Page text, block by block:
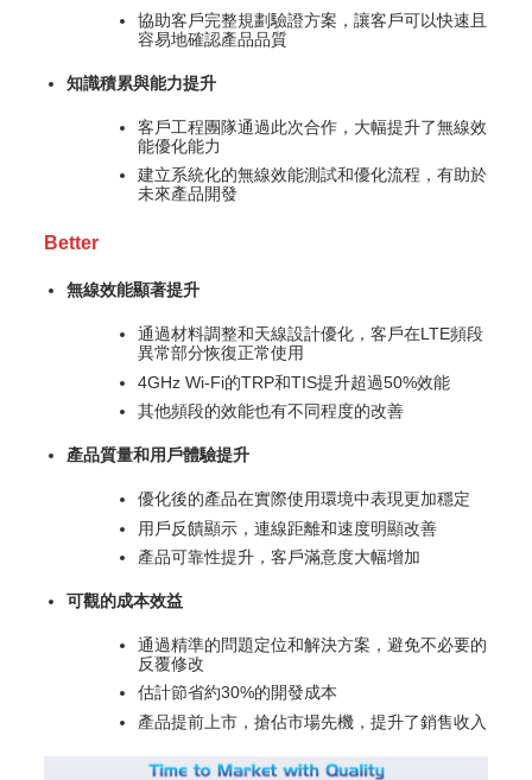
協助客戶完整規劃驗證方案，讓客戶可以快速且
容易地確認產品品質
知識積累與能力提升
客戶工程團隊通過此次合作，大幅提升了無線效
能優化能力
建立系統化的無線效能測試和優化流程，有助於
未來產品開發
Better
無線效能顯著提升
通過材料調整和天線設計優化，客戶在LTE頻段
異常部分恢復正常使用
4GHz Wi-Fi的TRP和TIS提升超過50%效能
其他頻段的效能也有不同程度的改善
產品質量和用戶體驗提升
優化後的產品在實際使用環境中表現更加穩定
用戶反饋顯示，連線距離和速度明顯改善
產品可靠性提升，客戶滿意度大幅增加
可觀的成本效益
通過精準的問題定位和解決方案，避免不必要的
反覆修改
估計節省約30%的開發成本
產品提前上市，搶佔市場先機，提升了銷售收入